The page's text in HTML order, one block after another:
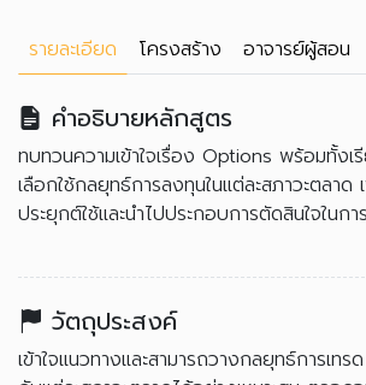
รายละเอียด โครงสร้าง อาจารย์ผู้สอน
คำอธิบายหลักสูตร
ทบทวนความเข้าใจเรื่อง Options พร้อมทั้งเ
เลือกใช้กลยุทธ์การลงทุนในแต่ละสภาวะตลาด
ประยุกต์ใช้และนำไปประกอบการตัดสินใจในก
วัตถุประสงค์
เข้าใจแนวทางและสามารถวางกลยุทธ์การเทร